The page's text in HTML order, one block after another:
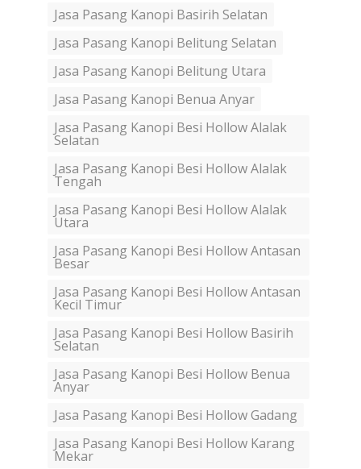
Jasa Pasang Kanopi Basirih Selatan
Jasa Pasang Kanopi Belitung Selatan
Jasa Pasang Kanopi Belitung Utara
Jasa Pasang Kanopi Benua Anyar
Jasa Pasang Kanopi Besi Hollow Alalak
Selatan
Jasa Pasang Kanopi Besi Hollow Alalak
Tengah
Jasa Pasang Kanopi Besi Hollow Alalak
Utara
Jasa Pasang Kanopi Besi Hollow Antasan
Besar
Jasa Pasang Kanopi Besi Hollow Antasan
Kecil Timur
Jasa Pasang Kanopi Besi Hollow Basirih
Selatan
Jasa Pasang Kanopi Besi Hollow Benua
Anyar
Jasa Pasang Kanopi Besi Hollow Gadang
Jasa Pasang Kanopi Besi Hollow Karang
Mekar